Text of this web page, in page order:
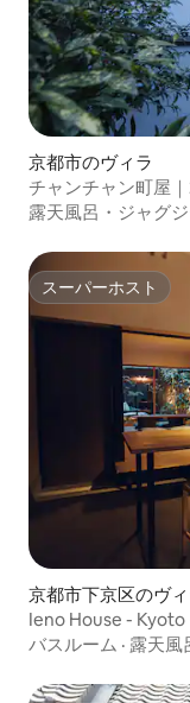
京都市のヴィラ
チャンチャン町屋
露天風呂・ジャグ
スーパーホスト
スーパーホスト
京都市下京区のヴ
Ieno House - Kyoto
バスルーム · 露天風